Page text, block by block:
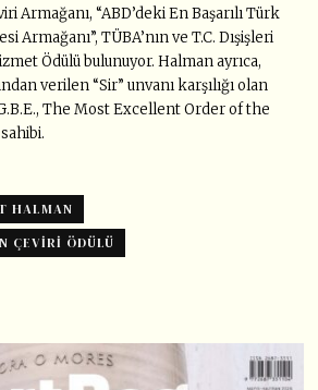
Armağanı, “ABD’deki En Başarılı Türk
Armağanı”, TÜBA’nın ve T.C. Dışişleri
Ödülü bulunuyor. Halman ayrıca,
verilen “Sir” unvanı karşılığı olan
The Most Excellent Order of the
HALMAN
ÇEVIRI ÖDÜLÜ